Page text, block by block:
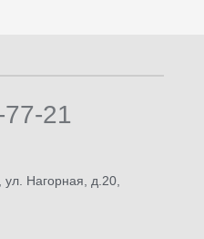
21
ул. Нагорная, д.20,